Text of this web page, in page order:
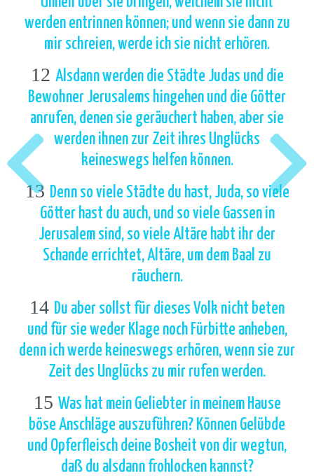
werden entrinnen können; und wenn sie dann zu
mir schreien, werde ich sie nicht erhören.
12 Alsdann werden die Städte Judas und die
Bewohner Jerusalems hingehen und die Götter
anrufen, denen sie geräuchert haben, aber sie
werden ihnen zur Zeit ihres Unglücks
keineswegs helfen können.
13 Denn so viele Städte du hast, Juda, so viele
Götter hast du auch, und so viele Gassen in
Jerusalem sind, so viele Altäre habt ihr der
Schande errichtet, Altäre, um dem Baal zu
räuchern.
14 Du aber sollst für dieses Volk nicht beten
und für sie weder Klage noch Fürbitte anheben,
denn ich werde keineswegs erhören, wenn sie zur
Zeit des Unglücks zu mir rufen werden.
15 Was hat mein Geliebter in meinem Hause
böse Anschläge auszuführen? Können Gelübde
und Opferfleisch deine Bosheit von dir wegtun,
daß du alsdann frohlocken kannst?